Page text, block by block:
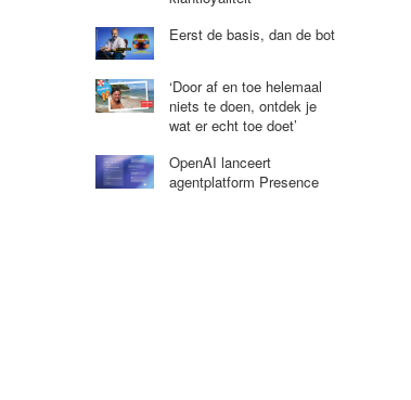
Eerst de basis, dan de bot
‘Door af en toe helemaal
niets te doen, ontdek je
wat er echt toe doet’
OpenAI lanceert
agentplatform Presence